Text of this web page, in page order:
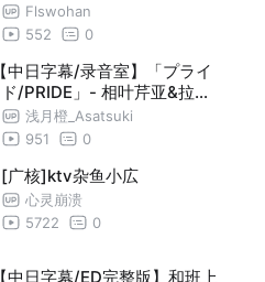
Flswohan
552
0
【中日字幕/录音室】「プライ
ド/PRIDE」- 相叶芹亚&拉克
什米·芭伊（CV：藤寺美德&
高垣彩阳）【TV动画《魂灵
曲】
浅月橙_Asatsuki
951
0
[广核]ktv杂鱼小広
心灵崩溃
5722
0
【中日字幕/ED完整版】和班上